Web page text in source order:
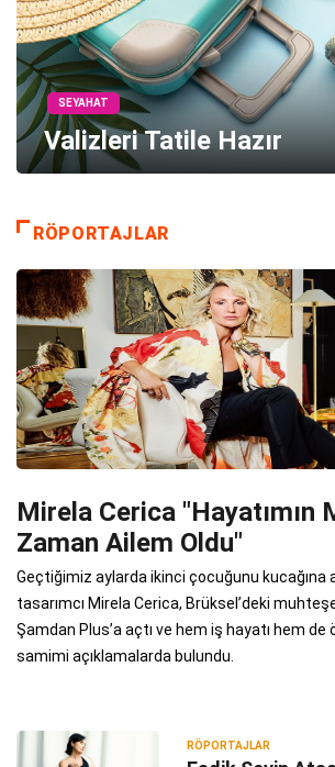
SEYAHAT
Valizleri Tatile Hazır
RÖPORTAJLAR
Mirela Cerica "Hayatımın
Zaman Ailem Oldu"
Geçtiğimiz aylarda ikinci çocuğunu kucağına alan başarılı
tasarımcı Mirela Cerica, Brüksel’deki muhteşem evinin kapılarını
Şamdan Plus’a açtı ve hem iş hayatı hem de özel yaşamına dair
samimi açıklamalarda bulundu.
RÖPORTAJLAR